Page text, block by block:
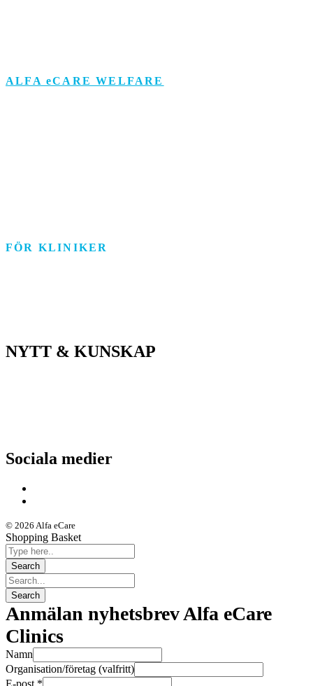
ALFA eCARE WELFARE
FÖR KLINIKER
NYTT & KUNSKAP
Sociala medier
© 2026 Alfa eCare
Shopping Basket
Anmälan nyhetsbrev Alfa eCare
Clinics
Namn
Organisation/företag (valfritt)
E-post *